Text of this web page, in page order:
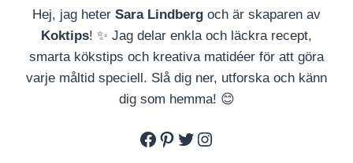
Hej, jag heter Sara Lindberg och är skaparen av
Koktips! ✨ Jag delar enkla och läckra recept,
smarta kökstips och kreativa matidéer för att göra
varje måltid speciell. Slå dig ner, utforska och känn
dig som hemma! 😊
Facebook
Pinterest
Twitter
Instagram